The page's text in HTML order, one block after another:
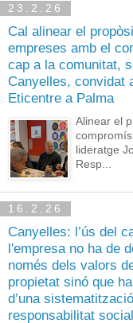
23.2.26
Cal alinear el
empreses amb el
cap a la comunitat,
Canyelles, convidat
Eticentre a Palma
Alinear el
lideratge
Resp...
16.2.26
Canyelles: l’ús del
l'empresa no ha de
només dels valors
propietat sinó que
d’una
responsabilitat social